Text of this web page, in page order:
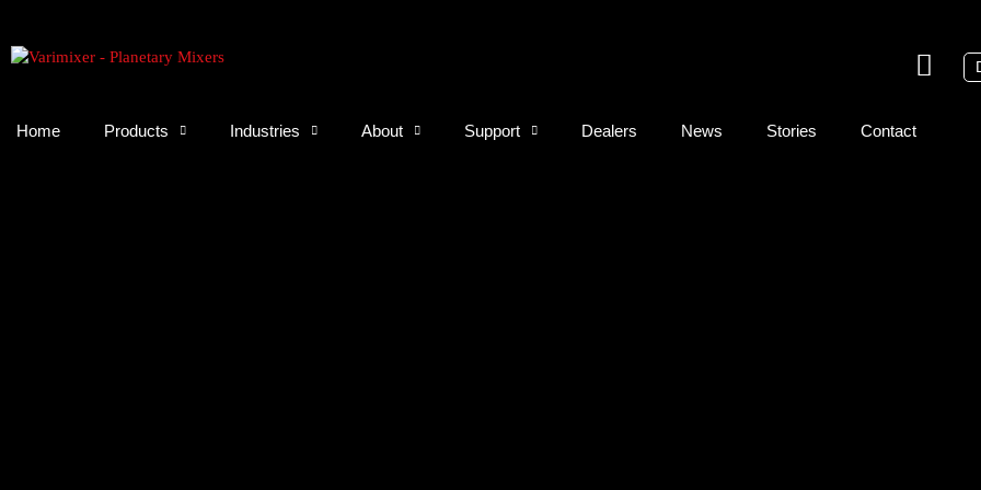
Home Products Industries About Support Dealers News Stories Contact